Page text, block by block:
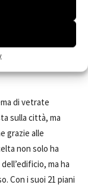
Questa torre,
tra cui
40/21 T
di vetrate
sulla città, ma
grazie alle
non solo ha
ma ha
Con i suoi 21 piani